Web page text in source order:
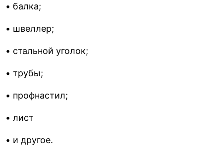
• балка;
• швеллер;
• стальной уголок;
• трубы;
• профнастил;
• лист
• и другое.